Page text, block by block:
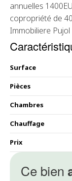
Ce bien
annuelles
copropriété de
Immobiliere
Surface
Pièces
Chambres
Chauffage
Prix